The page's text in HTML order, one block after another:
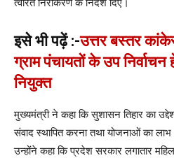
इसे भी पढ़ें :-उत्तर बस्तर
ग्राम पंचायतों के उप
नियुक्त
मुख्यमंत्री ने कहा कि सुशासन तिहार का
संवाद स्थापित करना तथा योजनाओं का
उन्होंने कहा कि प्रदेश सरकार लगातार